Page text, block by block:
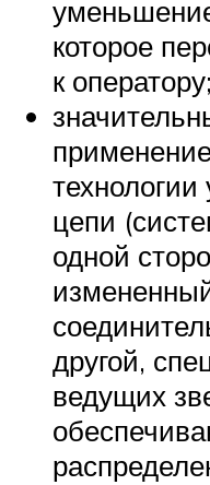
которое
к оператору;
цепи
одной
другой,
ведущих